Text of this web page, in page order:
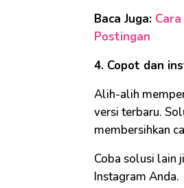
Baca Juga:
Postingan
4. Copot dan
Alih-alih
versi terbaru.
membersihkan
Coba solusi lain
Instagram Anda.